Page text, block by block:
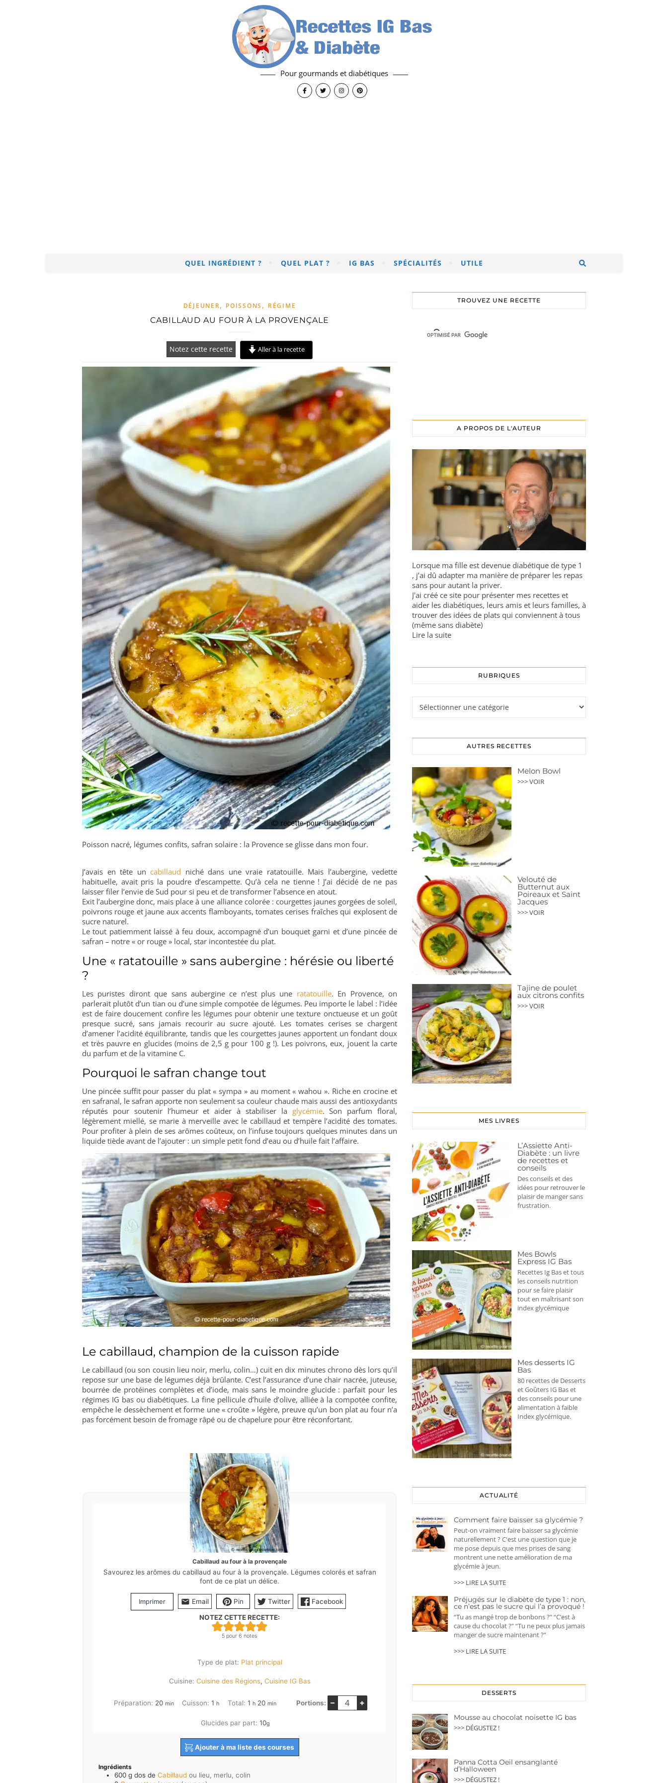
Pour gourmands et diabétiques
QUEL INGRÉDIENT ? QUEL PLAT ? IG BAS SPÉCIALITÉS UTILE
DÉJEUNER, POISSONS , RÉGIME
CABILLAUD AU FOUR À LA PROVENÇALE
Notez cette recette Aller à la recette
Poisson nacré, légumes confits, safran solaire : la Provence se glisse dans mon four.
J’avais en tête un cabillaud niché dans une vraie ratatouille. Mais l’aubergine, vedette
habituelle, avait pris la poudre d’escampette. Qu’à cela ne tienne ! J’ai décidé de ne pas
laisser filer l’envie de Sud pour si peu et de transformer l’absence en atout.
Exit l’aubergine donc, mais place à une alliance colorée : courgettes jaunes gorgées de soleil,
poivrons rouge et jaune aux accents flamboyants, tomates cerises fraîches qui explosent de
sucre naturel.
Le tout patiemment laissé à feu doux, accompagné d’un bouquet garni et d’une pincée de
safran – notre « or rouge » local, star incontestée du plat.
Une « ratatouille » sans aubergine : hérésie ou liberté
?
Les puristes diront que sans aubergine ce n’est plus une ratatouille. En Provence, on
parlerait plutôt d’un tian ou d’une simple compotée de légumes. Peu importe le label : l’idée
est de faire doucement confire les légumes pour obtenir une texture onctueuse et un goût
presque sucré, sans jamais recourir au sucre ajouté. Les tomates cerises se chargent
d’amener l’acidité équilibrante, tandis que les courgettes jaunes apportent un fondant doux
et très pauvre en glucides (moins de 2,5 g pour 100 g !). Les poivrons, eux, jouent la carte
du parfum et de la vitamine C.
Pourquoi le safran change tout
Une pincée suffit pour passer du plat « sympa » au moment « wahou ». Riche en crocine et
en safranal, le safran apporte non seulement sa couleur chaude mais aussi des antioxydants
réputés pour soutenir l’humeur et aider à stabiliser la glycémie. Son parfum floral,
légèrement miellé, se marie à merveille avec le cabillaud et tempère l’acidité des tomates.
Pour profiter à plein de ses arômes coûteux, on l’infuse toujours quelques minutes dans un
liquide tiède avant de l’ajouter : un simple petit fond d’eau ou d’huile fait l’affaire.
Le cabillaud, champion de la cuisson rapide
Le cabillaud (ou son cousin lieu noir, merlu, colin…) cuit en dix minutes chrono dès lors qu’il
repose sur une base de légumes déjà brûlante. C’est l’assurance d’une chair nacrée, juteuse,
bourrée de protéines complètes et d’iode, mais sans le moindre glucide : parfait pour les
régimes IG bas ou diabétiques. La fine pellicule d’huile d’olive, alliée à la compotée confite,
empêche le dessèchement et forme une « croûte » légère, preuve qu’un bon plat au four n’a
pas forcément besoin de fromage râpé ou de chapelure pour être réconfortant.
Cabillaud au four à la provençale
Savourez les arômes du cabillaud au four à la provençale. Légumes colorés et safran
font de ce plat un délice.
Imprimer Email Pin Twitter
Facebook
NOTEZ CETTE RECETTE:
5 pour 6 notes
Type de plat: Plat principal
Cuisine: Cuisine des Régions, Cuisine IG Bas
Préparation: 20minutes
min Cuisson:1 heure
h Total: 1heure
h 20minutes
min Portions: – +
Glucides par part:10g
Ajouter à ma liste des courses
Ingrédients
600 g dos de Cabillaud ou lieu, merlu, colin
TROUVEZ UNE RECETTE
A PROPOS DE L'AUTEUR
Lorsque ma fille est devenue diabétique de type 1
, j’ai dû adapter ma manière de préparer les repas
sans pour autant la priver.
J'ai créé ce site pour présenter mes recettes et
aider les diabétiques, leurs amis et leurs familles, à
trouver des idées de plats qui conviennent à tous
(même sans diabète)
Lire la suite
RUBRIQUES
AUTRES RECETTES
Melon Bowl
>>> VOIR
Velouté de
Butternut aux
Poireaux et Saint
Jacques
>>> VOIR
Tajine de poulet
aux citrons confits
>>> VOIR
MES LIVRES
L’Assiette Anti-
Diabète : un livre
de recettes et
conseils
Des conseils et des
idées pour retrouver le
plaisir de manger sans
frustration.
Mes Bowls
Express IG Bas
Recettes Ig Bas et tous
les conseils nutrition
pour se faire plaisir
tout en maîtrisant son
index glycémique
Mes desserts IG
Bas
80 recettes de Desserts
et Goûters IG Bas et
des conseils pour une
alimentation à faible
Index glycémique.
ACTUALITÉ
Comment faire baisser sa glycémie ?
Peut-on vraiment faire baisser sa glycémie
naturellement ? C'est une question que je
me pose depuis que mes prises de sang
montrent une nette amélioration de ma
glycémie à jeun.
>>> LIRE LA SUITE
Préjugés sur le diabète de type 1 : non,
ce n’est pas le sucre qui l’a provoqué !
“Tu as mangé trop de bonbons ?” “C’est à
cause du chocolat ?” “Tu ne peux plus jamais
manger de sucre maintenant ?”
>>> LIRE LA SUITE
DESSERTS
Mousse au chocolat noisette IG bas
>>> DÉGUSTEZ !
Panna Cotta Oeil ensanglanté
d’Halloween
>>> DÉGUSTEZ !